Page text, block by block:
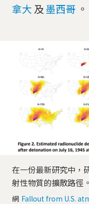
拿大 及 墨西哥 。
在一份最新研究中，
射性物質的擴散路徑。
網 Fallout from U.S.